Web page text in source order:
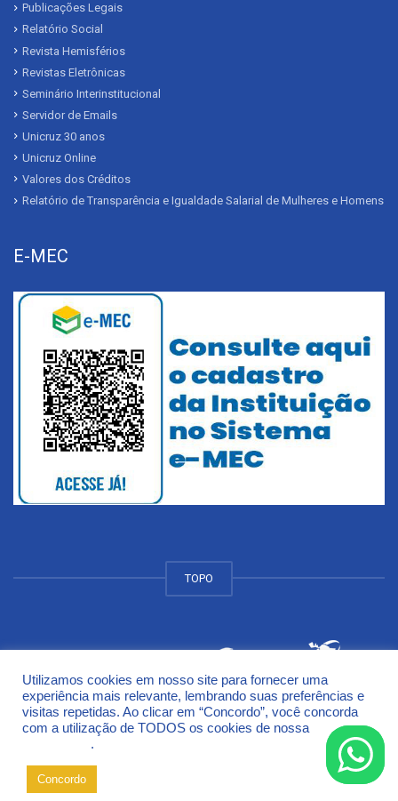
Publicações Legais
Relatório Social
Revista Hemisférios
Revistas Eletrônicas
Seminário Interinstitucional
Servidor de Emails
Unicruz 30 anos
Unicruz Online
Valores dos Créditos
Relatório de Transparência e Igualdade Salarial de Mulheres e Homens
E-MEC
TOPO
© 2018 Universidade de Cruz Alta - UNICRUZ Campus
Rodovia Municipal Jacob Della Méa, km 5.6 - Parada Benito
Cruz Alta - Rio Grande do Sul - CEP 98005-972
Utilizamos cookies em nosso site para fornecer uma
experiência mais relevante, lembrando suas preferências e
visitas repetidas. Ao clicar em “Concordo”, você concorda
com a utilização de TODOS os cookies de nossa
Política de
.
Concordo